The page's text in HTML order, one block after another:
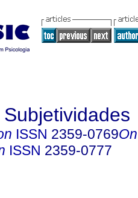
ISSN 2359-0769
ISSN 2359-0777